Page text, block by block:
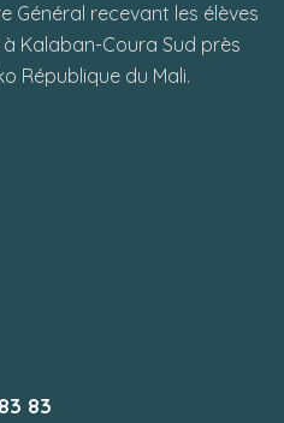
Général recevant les élèves
Kalaban-Coura Sud près
République du Mali.
83